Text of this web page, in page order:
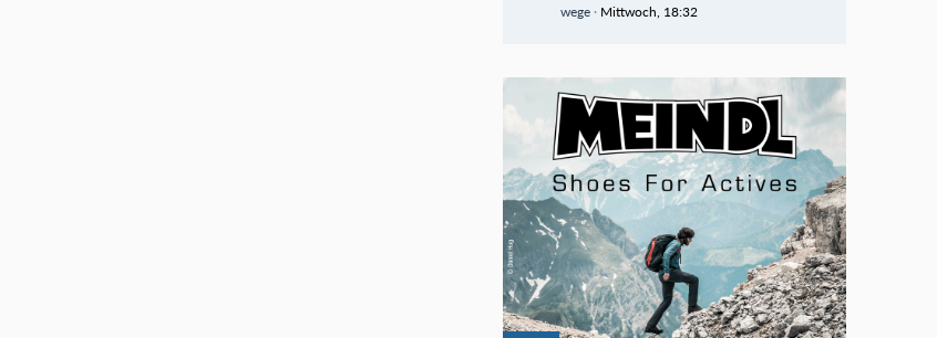
wege Mittwoch, 18:32